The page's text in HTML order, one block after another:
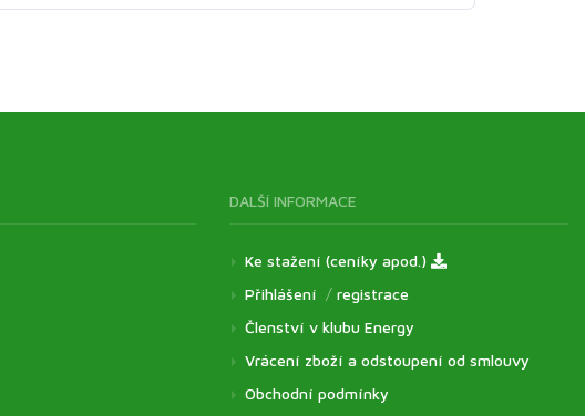
DALŠÍ INFORMACE
Ke stažení (ceníky apod.)
Přihlášení / registrace
Členství v klubu Energy
Vrácení zboží a odstoupení od smlouvy
Obchodní podmínky